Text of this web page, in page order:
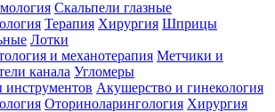
Скальпели глазные
Терапия Хирургия Шприцы
Лотки
и механотерапия Метчики и
канала Угломеры
Акушерство и гинекология
Оториноларингология Хирургия